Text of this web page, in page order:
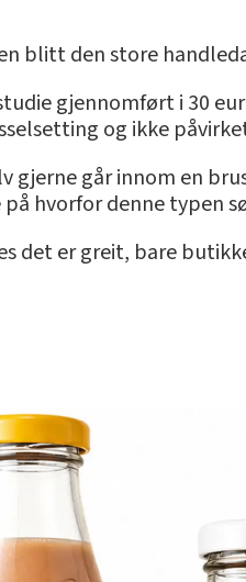
blitt den store
gjennomført i 30
og ikke
gjerne går innom en
hvorfor denne typen
det er greit, bare